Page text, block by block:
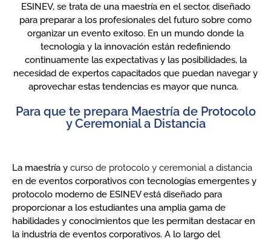
ESINEV, se trata de una maestría en el sector, diseñado
para preparar a los profesionales del futuro sobre como
organizar un evento exitoso. En un mundo donde la
tecnología y la innovación están redefiniendo
continuamente las expectativas y las posibilidades, la
necesidad de expertos capacitados que puedan navegar y
aprovechar estas tendencias es mayor que nunca.
Para que te prepara Maestría de Protocolo
y Ceremonial a Distancia
La maestría y curso de protocolo y ceremonial a distancia
en de eventos corporativos con tecnologías emergentes y
protocolo moderno de ESINEV está diseñado para
proporcionar a los estudiantes una amplia gama de
habilidades y conocimientos que les permitan destacar en
la industria de eventos corporativos. A lo largo del